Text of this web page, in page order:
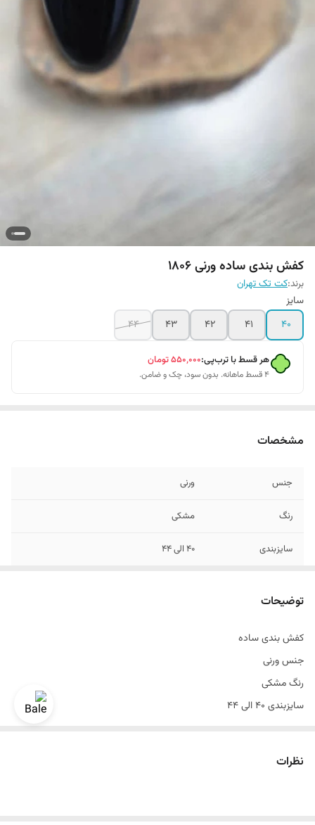
کفش بندی ساده ورنی 1806
برند:کت تک تهران
سایز
۴۰
۴۱ ۴۲ ۴۳ ۴۴
هر قسط با ترب‌پی:۵۵۰٬۰۰۰تومان
۴ قسط ماهانه. بدون سود، چک و ضامن.
مشخصات
جنس ورنی
رنگ مشکی
سایزبندی ۴۰ الی ۴۴
توضیحات
کفش بندی ساده
جنس ورنی
رنگ مشکی
سایزبندی ۴۰ الی ۴۴
نظرات